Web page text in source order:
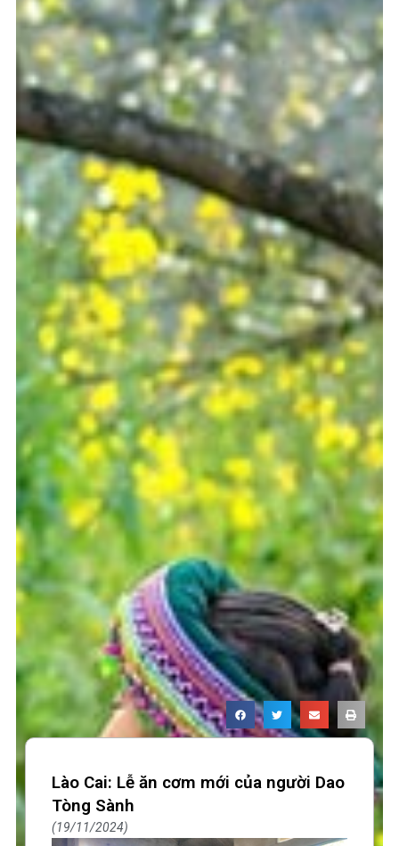
Lào Cai: Lễ ăn cơm mới của người Dao
Tòng Sành
19/11/2024